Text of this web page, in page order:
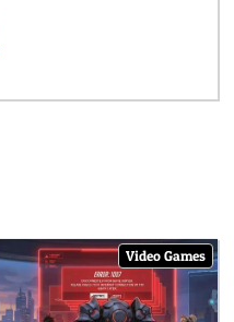
Video Games